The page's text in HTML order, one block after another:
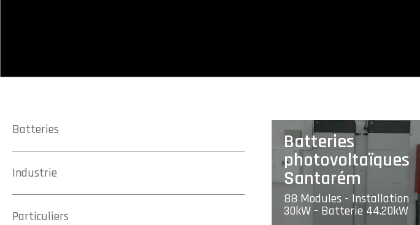
Batteries
Industrie
Particuliers
Batteries
photovoltaïques
Santarém
88 Modules - Installation
30kW - Batterie 44.20kW